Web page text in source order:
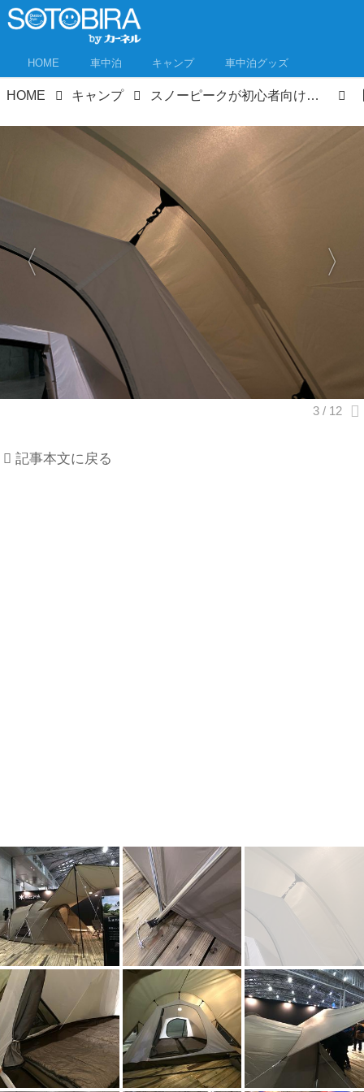
HOME 車中泊 キャンプ 車中泊グッズ
HOME キャンプ スノーピークが初心者向けテント＆タープを5年ぶりに発表！ サバティカル、ノルディスクも新作発見！
記事本文に戻る